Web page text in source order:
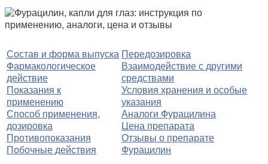
Состав и форма выпуска
Фармакологическое
действие
Показания к
применению
Способ применения,
дозировка
Противопоказания
Побочные действия
Передозировка
Взаимодействие с другими
средствами
Условия хранения и особые
указания
Аналоги Фурацилина
Цена препарата
Отзывы о препарате
Фурацилин